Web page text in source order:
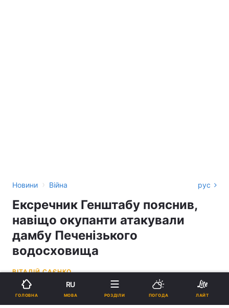
Новини › Війна рус
Ексречник Генштабу пояснив,
навіщо окупанти атакували
дамбу Печенізького
водосховища
ВІТАЛІЙ САЄНКО
13:15, 14.04.26
ГОЛОВНА
RU
МОВА РОЗДІЛИ ПОГОДА ЛАЙТ